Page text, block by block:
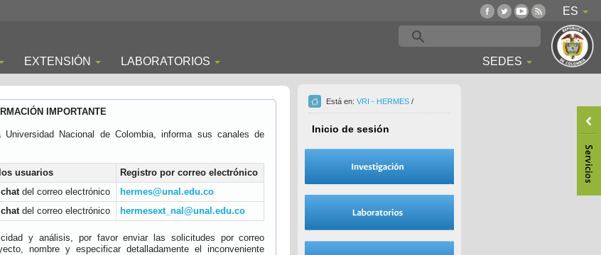
ES
EXTENSIÓN LABORATORIOS SEDES
IMPORTANTE
Nacional de Colombia, informa sus canales de
usuarios
Registro por correo electrónico
chatdel correo electrónico
hermes@unal.edu.co
chatdel correo electrónico hermesext_nal@unal.edu.co
y análisis, por favor enviar las solicitudes por correo
nombre y especificar detalladamente el inconveniente
Está en: VRI - HERMES /
Inicio de sesión